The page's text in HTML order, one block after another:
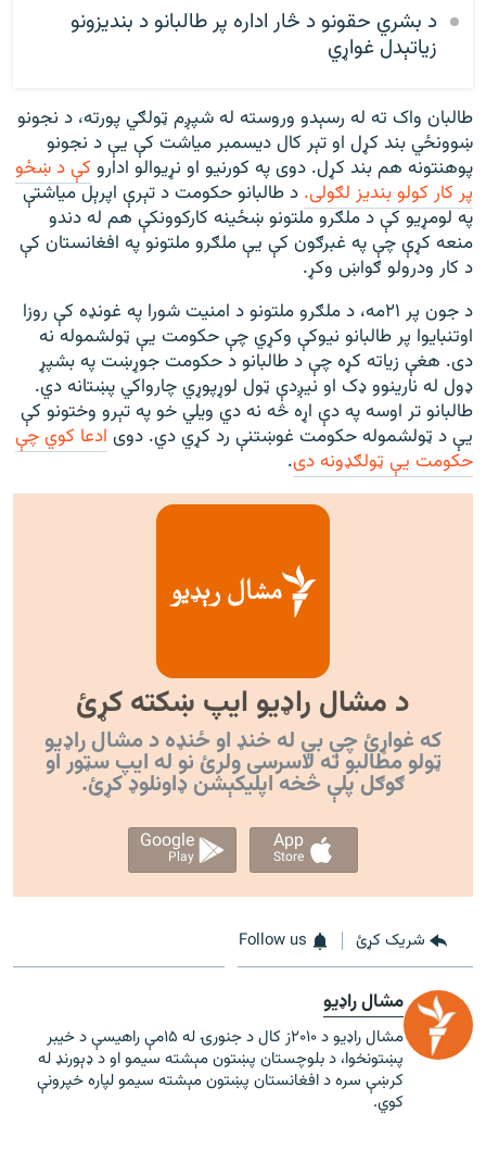
د بشري حقونو د څار اداره پر طالبانو د بندیزونو
زیاتېدل غواړي
طالبان واک ته له رسېدو وروسته له شپږم ټولګي پورته، د نجونو
ښوونځي بند کړل او تېر کال دیسمبر میاشت کې یې د نجونو
پوهنتونه هم بند کړل. دوی په کورنیو او نړیوالو ادارو کې د ښځو
پر کار کولو بندیز لګولی. د طالبانو حکومت د تېرې اپرېل میاشتې
په لومړیو کې د ملګرو ملتونو ښځینه کارکوونکې هم له دندو
منعه کړې چې په غبرګون کې یې ملګرو ملتونو په افغانستان کې
د کار ودرولو ګواښ وکړ.
د جون پر ۲۱مه، د ملګرو ملتونو د امنیت شورا په غونډه کې روزا
اوتنبايوا پر طالبانو نيوکې وکړي چې حکومت یې ټولشموله نه
دی. هغې زیاته کړه چې د طالبانو د حکومت جوړښت په بشپړ
ډول له نارينوو ډک او نيږدې ټول لوړپوړي چارواکي پښتانه دي.
طالبانو تر اوسه په دې اړه څه نه دي ويلي خو په تېرو وختونو کې
یې د ټولشموله حکومت غوښتنې رد کړي دي. دوی ادعا کوي چې
حکومت یې ټولګډونه دی.
د مشال راډیو ایپ ښکته کړئ
که غواړئ چې بې له خنډ او ځنډه د مشال راډیو
ټولو مطالبو ته لاسرسی ولرئ نو له ایپ سټور او
ګوګل پلې څخه اپليکېشن ډاونلوډ کړئ.
App
Store
Google
Play
شریک کړئ Follow us
مشال راډیو
مشال راډیو د ۲۰۱۰ز کال د جنورۍ له ۱۵مې راهیسې د خیبر
پښتونخوا، د بلوچستان پښتون مېشته سیمو او د ډېورنډ له
کرښې سره د افغانستان پښتون مېشته سیمو لپاره خپرونې
کوي.